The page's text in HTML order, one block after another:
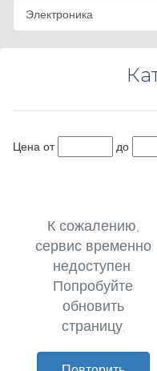
Электроника
Цена от до
К сожалению,
сервис временно
недоступен.
Попробуйте
обновить
страницу.